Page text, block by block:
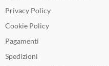
Privacy Policy
Cookie Policy
Pagamenti
Spedizioni